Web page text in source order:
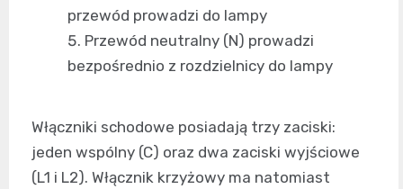
przewód prowadzi do lampy
Przewód neutralny (N) prowadzi
bezpośrednio z rozdzielnicy do lampy
Włączniki schodowe posiadają trzy zaciski:
jeden wspólny (C) oraz dwa zaciski wyjściowe
(L1 i L2). Włącznik krzyżowy ma natomiast